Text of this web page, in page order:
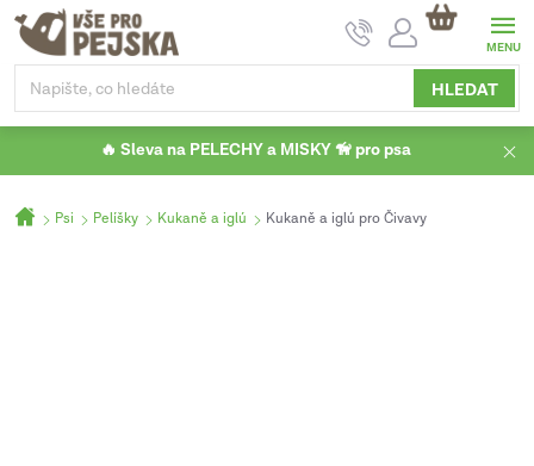
Přejít
obsah
HLEDAT
NÁKUPNÍ
KOŠÍK
🔥 Sleva na PELECHY a MISKY 🦮 pro psa
Domů
Psi Pelíšky Kukaně a iglú Kukaně a iglú pro Čivavy